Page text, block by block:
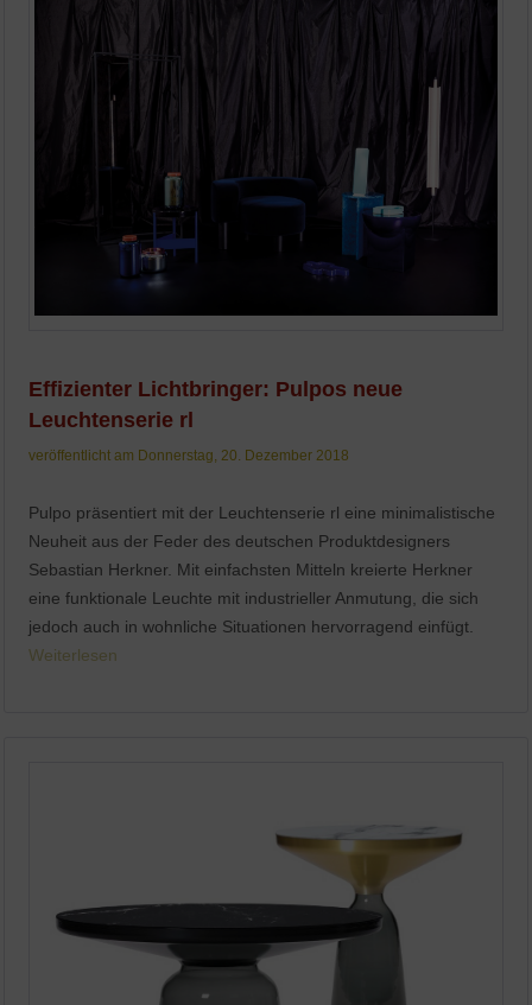
Effizienter Lichtbringer: Pulpos neue
Leuchtenserie rl
veröffentlicht am Donnerstag, 20. Dezember 2018
Pulpo präsentiert mit der Leuchtenserie rl eine minimalistische
Neuheit aus der Feder des deutschen Produktdesigners
Sebastian Herkner. Mit einfachsten Mitteln kreierte Herkner
eine funktionale Leuchte mit industrieller Anmutung, die sich
jedoch auch in wohnliche Situationen hervorragend einfügt.
Weiterlesen